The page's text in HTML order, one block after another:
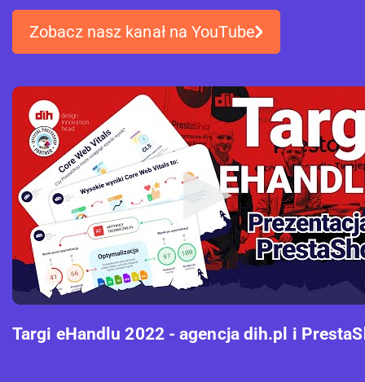
Zobacz nasz kanał na YouTube
Targi eHandlu 2022 - agencja dih.pl i